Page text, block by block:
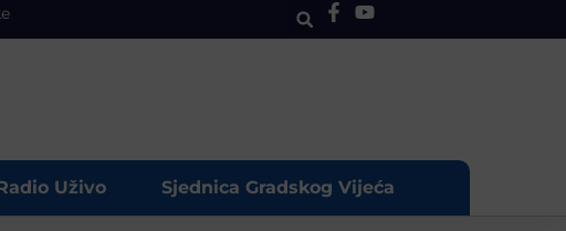
Uživo Sjednica Gradskog Vijeća